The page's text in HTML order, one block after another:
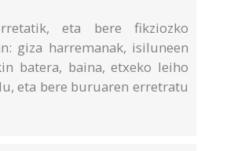
eta bere fikziozko
giza harremanak, isiluneen
batera, baina, etxeko leiho
eta bere buruaren erretratu